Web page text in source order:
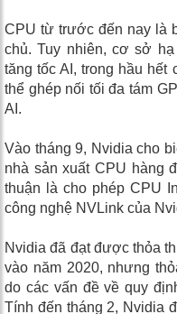
CPU từ trước đến nay là
chủ. Tuy nhiên, cơ sở
tăng tốc AI, trong hầu
thể ghép nối tối đa tám
AI.
Vào tháng 9, Nvidia cho
nhà sản xuất CPU hàng
thuận là cho phép CPU
công nghệ NVLink của
Nvidia đã đạt được thỏa
vào năm 2020, nhưng
do các vấn đề về quy
Tính đến tháng 2, Nvidia